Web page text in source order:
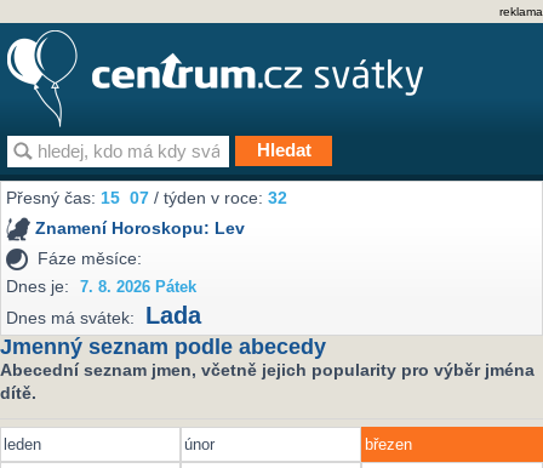
reklama
Přesný čas:15 07 / týden v roce:32
Znamení Horoskopu: Lev
Fáze měsíce:
Dnes je:
7. 8. 2026 Pátek
Dnes má svátek: Lada
Jmenný seznam podle abecedy
Abecední seznam jmen, včetně jejich popularity pro výběr jména
dítě.
leden únor
březen